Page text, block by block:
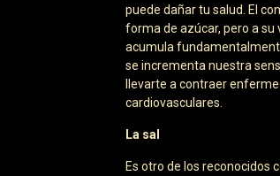
puede dañar tu salud. El
forma de azúcar, pero a
acumula
se incrementa nuestra
llevarte a contraer
cardiovasculares.
La sal
Es otro de los reconocidos